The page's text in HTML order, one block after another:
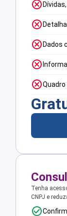
Dados
Tenha
CNPJ e